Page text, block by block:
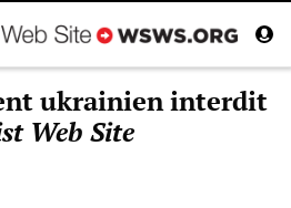
ukrainien interdit
Web Site